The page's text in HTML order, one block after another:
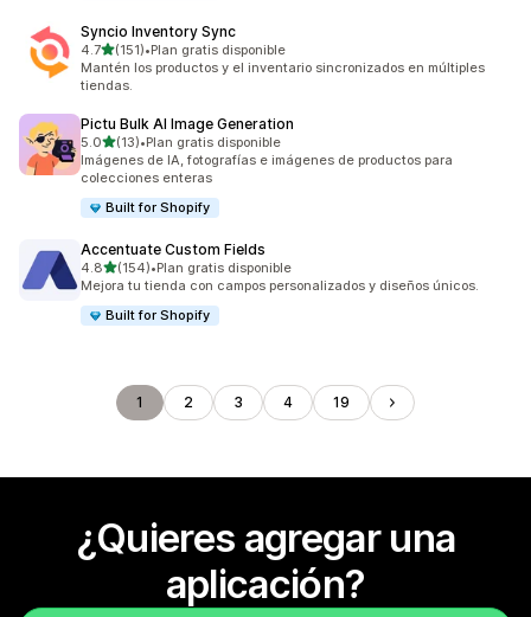
Syncio Inventory Sync
4.7de 5 estrellas
(151)
151 reseñas en total
•Plan gratis disponible
Mantén los productos y el inventario sincronizados en múltiples
tiendas.
Pictu Bulk AI Image Generation
5.0de 5 estrellas
(13)
13 reseñas en total
•Plan gratis disponible
Imágenes de IA, fotografías e imágenes de productos para
colecciones enteras
Built for Shopify
Accentuate Custom Fields
4.8de 5 estrellas
(154)
154 reseñas en total
•Plan gratis disponible
Mejora tu tienda con campos personalizados y diseños únicos.
Built for Shopify
1 2 3 4 19
¿Quieres agregar una
aplicación?